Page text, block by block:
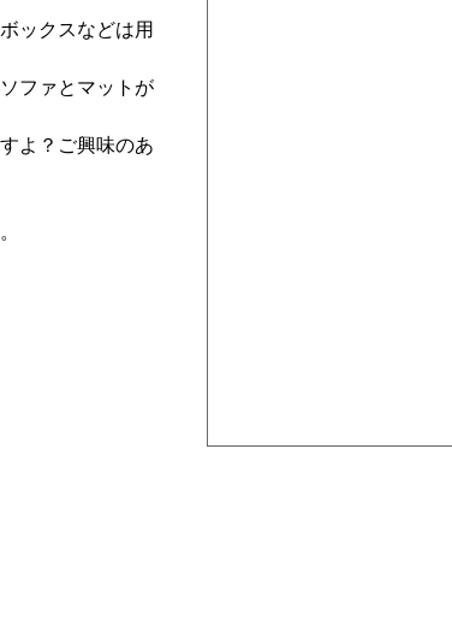
ックスなどは用
ファとマットが
よ？ご興味のあ